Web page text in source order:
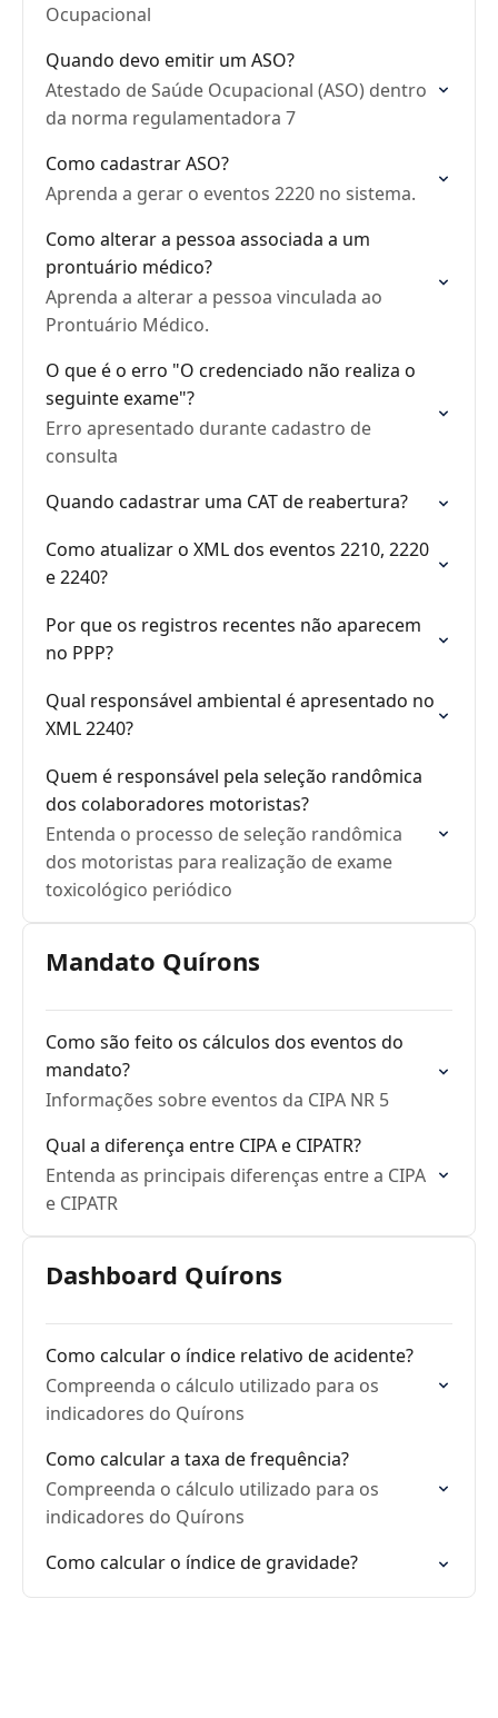
Ocupacional
Quando devo emitir um ASO?
Atestado de Saúde Ocupacional (ASO) dentro
da norma regulamentadora 7
Como cadastrar ASO?
Aprenda a gerar o eventos 2220 no sistema.
Como alterar a pessoa associada a um
prontuário médico?
Aprenda a alterar a pessoa vinculada ao
Prontuário Médico.
O que é o erro "O credenciado não realiza o
seguinte exame"?
Erro apresentado durante cadastro de
consulta
Quando cadastrar uma CAT de reabertura?
Como atualizar o XML dos eventos 2210, 2220
e 2240?
Por que os registros recentes não aparecem
no PPP?
Qual responsável ambiental é apresentado no
XML 2240?
Quem é responsável pela seleção randômica
dos colaboradores motoristas?
Entenda o processo de seleção randômica
dos motoristas para realização de exame
toxicológico periódico
Mandato Quírons
Como são feito os cálculos dos eventos do
mandato?
Informações sobre eventos da CIPA NR 5
Qual a diferença entre CIPA e CIPATR?
Entenda as principais diferenças entre a CIPA
e CIPATR
Dashboard Quírons
Como calcular o índice relativo de acidente?
Compreenda o cálculo utilizado para os
indicadores do Quírons
Como calcular a taxa de frequência?
Compreenda o cálculo utilizado para os
indicadores do Quírons
Como calcular o índice de gravidade?